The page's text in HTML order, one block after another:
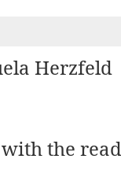
Herzfeld
the